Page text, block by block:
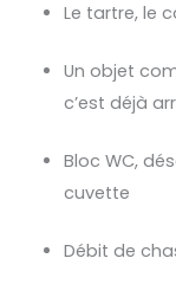
Le tartre, le
Un objet
c’est déjà
Bloc WC,
cuvette
Débit de